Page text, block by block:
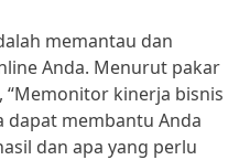
memantau dan
Anda. Menurut pakar
“Memonitor kinerja bisnis
dapat membantu Anda
dan apa yang perlu